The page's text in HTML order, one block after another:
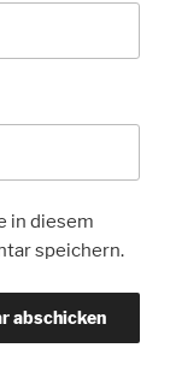
in diesem
speichern.